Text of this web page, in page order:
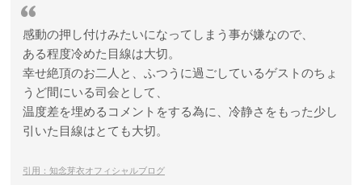
感動の押し付けみたいになってしまう事が嫌なので、
ある程度冷めた目線は大切。
幸せ絶頂のお二人と、ふつうに過ごしているゲストのちょ
うど間にいる司会として、
温度差を埋めるコメントをする為に、冷静さをもった少し
引いた目線はとても大切。
引用：知念芽衣オフィシャルブログ